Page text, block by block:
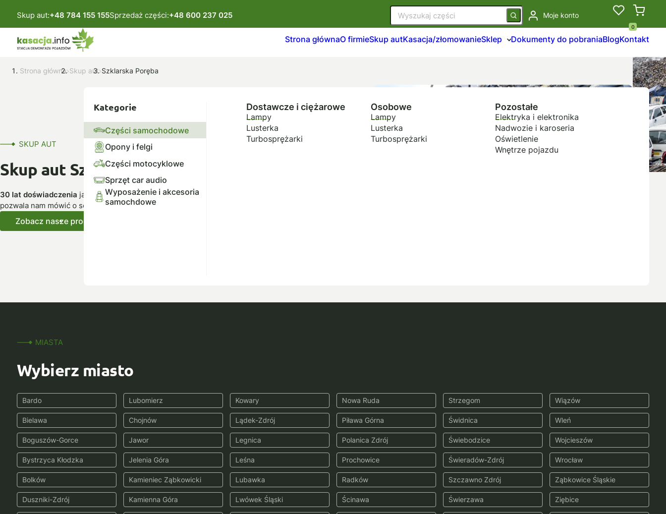
Skup aut:+48 784 155 155Sprzedaż części:+48 600 237 025 Moje konto
0
Strona głównaO firmieSkup autKasacja/złomowanieSklep
Kategorie
Części samochodowe
Opony i felgi
Części motocyklowe
Sprzęt car audio
Wyposażenie i akcesoria
samochdowe
Dostawcze i ciężarowe
Lampy
Lusterka
Turbosprężarki
Osobowe
Lampy
Lusterka
Turbosprężarki
Pozostałe
Elektryka i elektronika
Nadwozie i karoseria
Oświetlenie
Wnętrze pojazdu
Dokumenty do pobraniaBlogKontakt
Strona główna Skup aut Szklarska Poręba
SKUP AUT
Skup aut Szklarska Poręba
30 lat doświadczenia jako autoryzowana stacja demontażu pojazdów,
pozwala nam mówić o sobie – profesjonaliści.
Zobacz nasze produkty
MIASTA
Wybierz miasto
Bardo
Bielawa
Boguszów-Gorce
Bystrzyca Kłodzka
Bolków
Duszniki-Zdrój
Lubomierz
Chojnów
Jawor
Jelenia Góra
Kamieniec Ząbkowicki
Kamienna Góra
Kowary
Lądek-Zdrój
Legnica
Leśna
Lubawka
Lwówek Śląski
Nowa Ruda
Piława Górna
Polanica Zdrój
Prochowice
Radków
Ścinawa
Strzegom
Świdnica
Świebodzice
Świeradów-Zdrój
Szczawno Zdrój
Świerzawa
Wiązów
Wleń
Wojcieszów
Wrocław
Ząbkowice Śląskie
Ziębice